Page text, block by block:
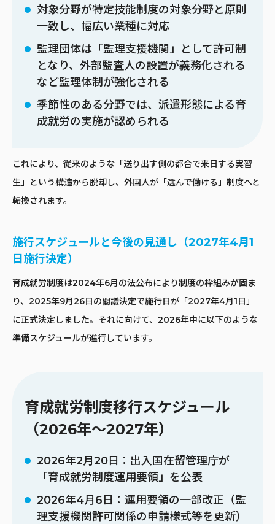
対象分野が特定技能制度の対象分野と原則
一致し、幅広い業種に対応
監理団体は「監理支援機関」として許可制
となり、外部監査人の設置が義務化される
など監理体制が強化される
季節性のある分野では、派遣形態による育
成就労の実施が認められる
これにより、従来のような「送り出す側の都合で来日する実習
生」という構造から脱却し、外国人が「選んで働ける」制度へと
転換されます。
施行スケジュールと今後の見通し（2027年4月1
日施行決定）
育成就労制度は2024年6月の法公布により制度の枠組みが固ま
り、2025年9月26日の閣議決定で施行日が「2027年4月1日」
に正式決定しました。それに向けて、2026年中に以下のような
準備スケジュールが進行しています。
育成就労制度移行スケジュール
（2026年〜2027年）
2026年2月20日：出入国在留管理庁が
「育成就労制度運用要領」を公表
2026年4月6日：運用要領の一部改正（監
理支援機関許可関係の申請様式等を更新）